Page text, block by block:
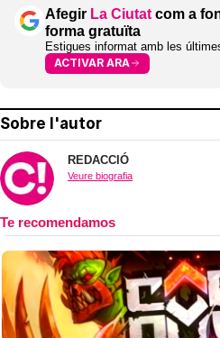
Afegir La Ciutat com a
forma gratuïta
Estigues informat amb les
ACTIVAR ARA
Sobre l'autor
REDACCIÓ
Veure biografia